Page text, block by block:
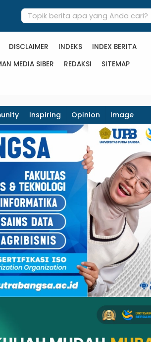
DISCLAIMER INDEKS
INDEX BERITA
MEDIA SIBER REDAKSI
SITEMAP
Inspiring Opinion Image